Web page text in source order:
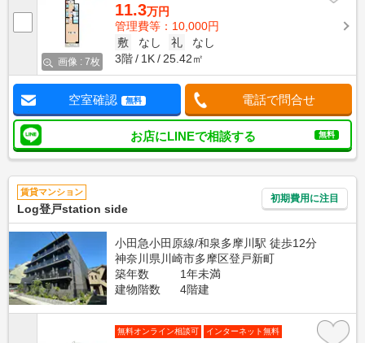
画像 : 7枚
11.3万円
管理費等：10,000円
敷
なし 礼
なし
3階
1K 25.42㎡
空室確認 無料 電話で問合せ
お店にLINEで相談する 無料
賃貸マンション
Log登戸station side
初期費用に注目
小田急小田原線/和泉多摩川駅 徒歩12分
神奈川県川崎市多摩区登戸新町
築年数
1年未満
建物階数
4階建
無料オンライン相談可 インターネット無料